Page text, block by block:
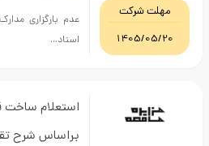
مهلت شرکت
1405/05/20
عدم بارگزاری مدارک
اسناد...
استعلام ساخت
براساس شرح تقاضا و